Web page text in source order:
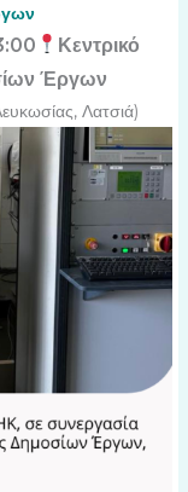
Κεντρικό
Έργων
Λατσιά)